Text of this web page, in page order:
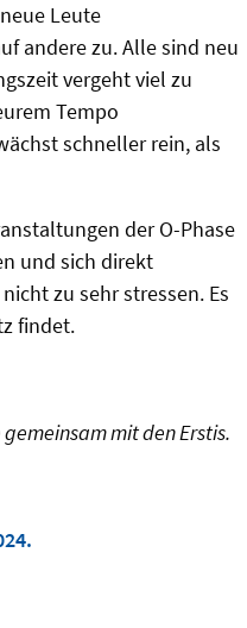
Leute
andere zu. Alle sind neu
vergeht viel zu
Tempo
schneller rein, als
der O-Phase
und sich direkt
zu sehr stressen. Es
findet.
mit den Erstis.